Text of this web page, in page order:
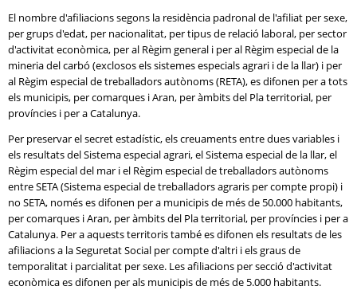
El nombre d'afiliacions segons la residència padronal de l'afiliat per sexe,
per grups d'edat, per nacionalitat, per tipus de relació laboral, per sector
d'activitat econòmica, per al Règim general i per al Règim especial de la
mineria del carbó (exclosos els sistemes especials agrari i de la llar) i per
al Règim especial de treballadors autònoms (RETA), es difonen per a tots
els municipis, per comarques i Aran, per àmbits del Pla territorial, per
províncies i per a Catalunya.
Per preservar el secret estadístic, els creuaments entre dues variables i
els resultats del Sistema especial agrari, el Sistema especial de la llar, el
Règim especial del mar i el Règim especial de treballadors autònoms
entreSETA(Sistema especial de treballadors agraris per compte propi) i
no SETA, només es difonen per a municipis de més de 50.000 habitants,
per comarques i Aran, per àmbits del Pla territorial, per províncies i per a
Catalunya. Per a aquests territoris també es difonen els resultats de les
afiliacions a la Seguretat Social per compte d'altri i els graus de
temporalitat i parcialitat per sexe. Les afiliacions per secció d'activitat
econòmica es difonen per als municipis de més de 5.000 habitants.